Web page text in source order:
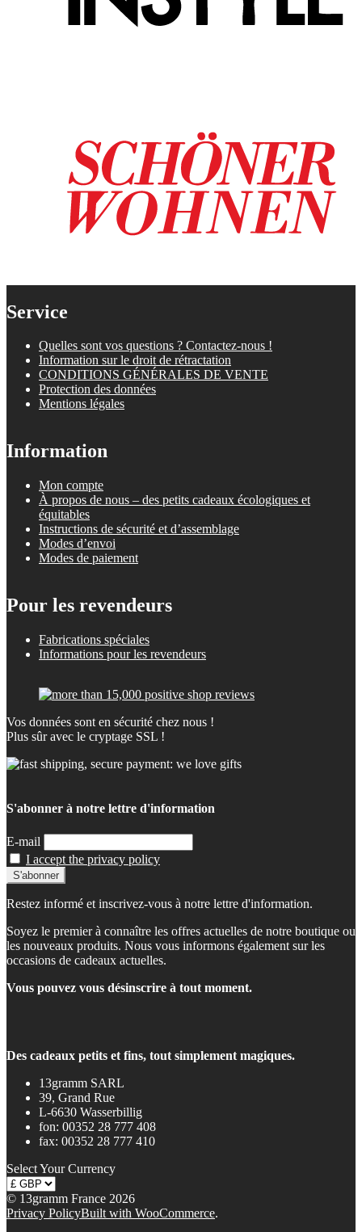
Service
Quelles sont vos questions ? Contactez-nous !
Information sur le droit de rétractation
CONDITIONS GÉNÉRALES DE VENTE
Protection des données
Mentions légales
Information
Mon compte
À propos de nous – des petits cadeaux écologiques et
équitables
Instructions de sécurité et d’assemblage
Modes d’envoi
Modes de paiement
Pour les revendeurs
Fabrications spéciales
Informations pour les revendeurs
Vos données sont en sécurité chez nous !
Plus sûr avec le cryptage SSL !
S'abonner à notre lettre d'information
E-mail
I accept the privacy policy
Restez informé et inscrivez-vous à notre lettre d'information.
Soyez le premier à connaître les offres actuelles de notre boutique ou
les nouveaux produits. Nous vous informons également sur les
occasions de cadeaux actuelles.
Vous pouvez vous désinscrire à tout moment.
Des cadeaux petits et fins, tout simplement magiques.
13gramm SARL
39, Grand Rue
L-6630 Wasserbillig
fon: 00352 28 777 408
fax: 00352 28 777 410
Select Your Currency
© 13gramm France 2026
Privacy PolicyBuilt with WooCommerce.